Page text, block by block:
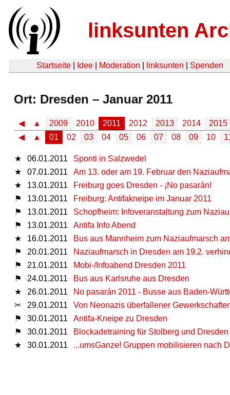
linksunten
Startseite Idee Moderation linksunten Spenden
Ort: Dresden – Januar 2011
◀ ▲ 2009 2010 2011 2012 2013 2014
2015
◀
▲ 01 02 03 04 05 06 07 08 09 10
★ 06.01.2011
Sponti in Salzwedel
★
07.01.2011
Am 13. oder am 19. Februar den
★
13.01.2011
Freiburg goes Dresden - ¡No pasarán!
⚑
13.01.2011
Freiburg: Antifakneipe im Januar 2011
⚑
13.01.2011
Schopfheim: Infoveranstaltung zum
⚑
13.01.2011
Antifa Info Abend
★
16.01.2011
Bus aus Mannheim zum Naziaufmarsch
⚑
20.01.2011
Naziaufmarsch in Dresden am 19.2.
⚑
21.01.2011
Mobi-/Infoabend Dresden 2011
⚑
24.01.2011
Bus aus Karlsruhe aus Dresden
★
26.01.2011
No pasarán 2011 - Busse aus Baden-
✂
29.01.2011
Von Neonazis überfallener
⚑
30.01.2011
Antifa-Kneipe zu Dresden
⚑
30.01.2011
Blockadetraining für Stolberg und Dresden
★
30.01.2011 ...umsGanze! Gruppen mobilisieren nach